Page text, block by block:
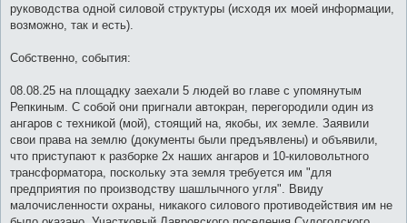
руководства одной силовой структуры (исходя их моей информации,
возможно, так и есть).
Собственно, события:
08.08.25 на площадку заехали 5 людей во главе с упомянутым
Репкиным. С собой они пригнали автокран, перегородили один из
ангаров с техникой (мой), стоящий на, якобы, их земле. Заявили
свои права на землю (документы были предъявлены) и объявили,
что приступают к разборке 2х наших ангаров и 10-киловольтного
трансформатора, поскольку эта земля требуется им "для
предприятия по производству шашлычного угля". Ввиду
малочисленности охраны, никакого силового противодействия им не